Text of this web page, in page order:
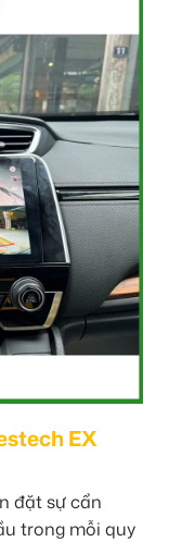
EX
đặt sự cẩn
trong mỗi quy